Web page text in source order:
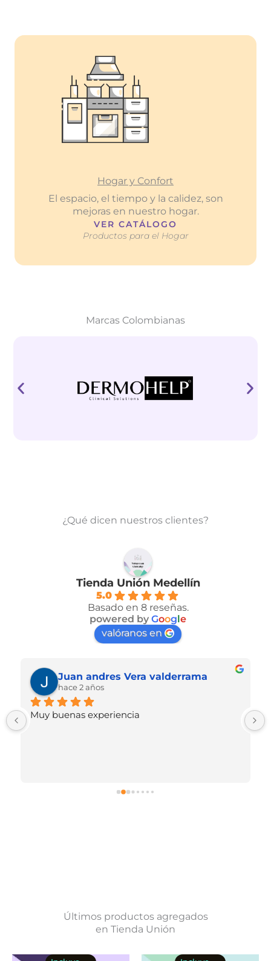
Hogar y Confort
El espacio, el tiempo y la calidez, son
mejoras en nuestro hogar.
VER CATÁLOGO
Productos para el Hogar
Marcas Colombianas
¿Qué dicen nuestros clientes?
Tienda Unión Medellín
5.0
Basado en 8 reseñas.
powered by Google
valóranos en
Juan andres Vera valderrama
hace 2 años
Muy buenas experiencia
Últimos productos agregados
en Tienda Unión